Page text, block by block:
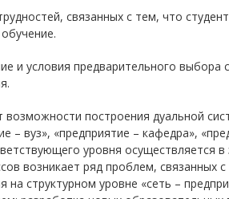
связанных с тем, что
и условия предварительного
построения дуальной
– вуз», «предприятие – кафедра»,
уровня осуществляется
возникает ряд проблем, связанных
на структурном уровне «сеть –